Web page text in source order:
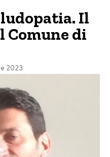
Il
Comune di
2023